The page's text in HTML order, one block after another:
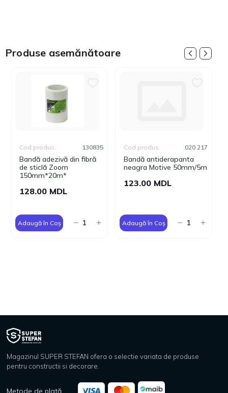
Produse asemănătoare
Bandă adezivă din fibră
de sticlă Zoom
150mm*20m*
Cod produs: 130835
128.00 MDL
Adaugă în Coș
Bandă antiderapanta
neagra Motive 50mm/5m
Cod produs: 020 217
123.00 MDL
Adaugă în Coș
Magazinul SUPER STEFAN ofera o selectie variata de produse
pentru constructii si decorare.
Metode de plată